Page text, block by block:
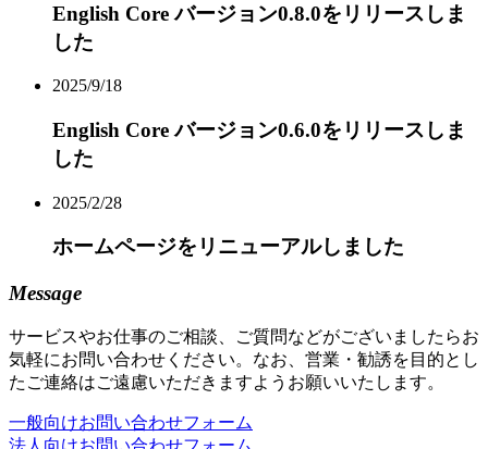
English Core バージョン0.8.0をリリースしま
した
2025/9/18
English Core バージョン0.6.0をリリースしま
した
2025/2/28
ホームページをリニューアルしました
Message
サービスやお仕事のご相談、ご質問などがございましたらお
気軽にお問い合わせください。なお、営業・勧誘を目的とし
たご連絡はご遠慮いただきますようお願いいたします。
一般向けお問い合わせフォーム
法人向けお問い合わせフォーム